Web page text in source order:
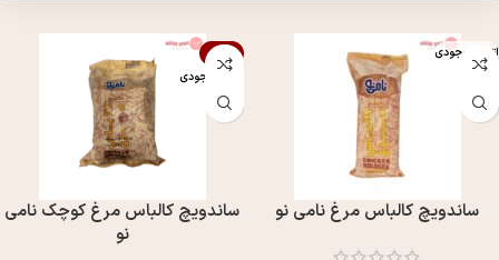
اتمام موجودی
ساندویچ کالباس مرغ نامی نو
-1%
اتمام موجودی
ساندویچ کالباس مرغ کوچک نامی
نو